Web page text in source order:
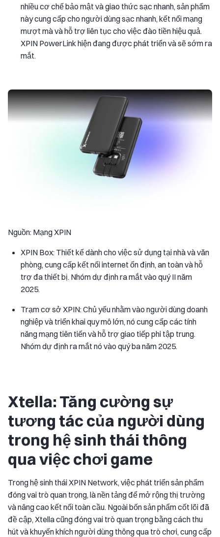
nhiều cơ chế bảo mật và giao thức sạc nhanh, sản phẩm
này cung cấp cho người dùng sạc nhanh, kết nối mạng
mượt mà và hỗ trợ liên tục cho việc đào tiền hiệu quả.
XPIN PowerLink hiện đang được phát triển và sẽ sớm ra
mắt.
Nguồn: Mạng XPIN
XPIN Box: Thiết kế dành cho việc sử dụng tại nhà và văn
phòng, cung cấp kết nối internet ổn định, an toàn và hỗ
trợ đa thiết bị. Nhóm dự định ra mắt vào quý II năm
2025.
Trạm cơ sở XPIN: Chủ yếu nhằm vào người dùng doanh
nghiệp và triển khai quy mô lớn, nó cung cấp các tính
năng mạng tiên tiến và hỗ trợ giao tiếp phi tập trung.
Nhóm dự định ra mắt nó vào quý ba năm 2025.
Xtella: Tăng cường sự
tương tác của người dùng
trong hệ sinh thái thông
qua việc chơi game
Trong hệ sinh thái XPIN Network, việc phát triển sản phẩm
đóng vai trò quan trọng, là nền tảng để mở rộng thị trường
và nâng cao kết nối toàn cầu. Ngoài bốn sản phẩm cốt lõi đã
đề cập, Xtella cũng đóng vai trò quan trọng bằng cách thu
hút và khuyến khích người dùng thông qua trò chơi, cung cấp